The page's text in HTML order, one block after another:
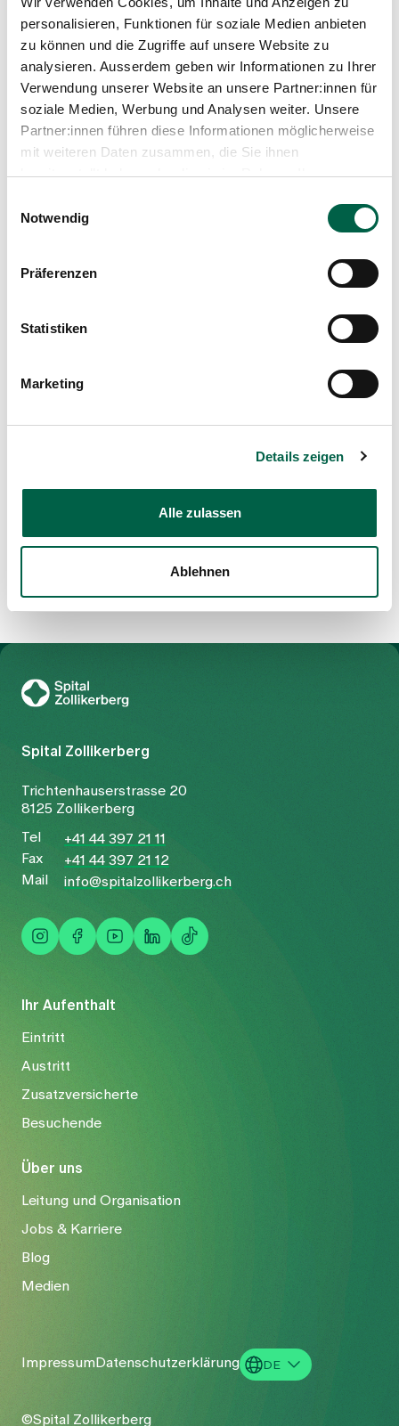
personalisieren, Funktionen für soziale Medien anbieten
zu können und die Zugriffe auf unsere Website zu
analysieren. Ausserdem geben wir Informationen zu Ihrer
Verwendung unserer Website an unsere Partner:innen für
soziale Medien, Werbung und Analysen weiter. Unsere
Partner:innen führen diese Informationen möglicherweise
mit weiteren Daten zusammen, die Sie ihnen
bereitgestellt haben oder die sie im Rahmen Ihrer
Notwendig
Präferenzen
Statistiken
Marketing
Details zeigen
Alle zulassen
Ablehnen
Spital Zollikerberg
Sprechstundenplanung:
Tel +41 44 397 27 65
Orthopädie
Trichtenhauserstrasse 20
8125 Zollikerberg
orthopaedie@spitalzollikerberg.ch
Ihr Aufenthalt
Eintritt
Austritt
Zusatzversicherte
Besuchende
Über uns
Leitung und Organisation
Jobs & Karriere
Blog
Medien
Spital Zollikerberg
Trichtenhauserstrasse 20
8125 Zollikerberg
Tel
+41 44 397 21 11
Fax
+41 44 397 21 12
Mail
info@spitalzollikerberg.ch
ImpressumDatenschutzerklärung
DE
©Spital Zollikerberg